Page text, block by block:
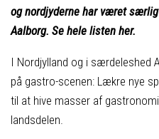
og nordjyderne har været
Aalborg. Se hele listen her.
I Nordjylland og i særdeleshed
på gastro-scenen: Lækre nye
til at hive masser af
landsdelen.